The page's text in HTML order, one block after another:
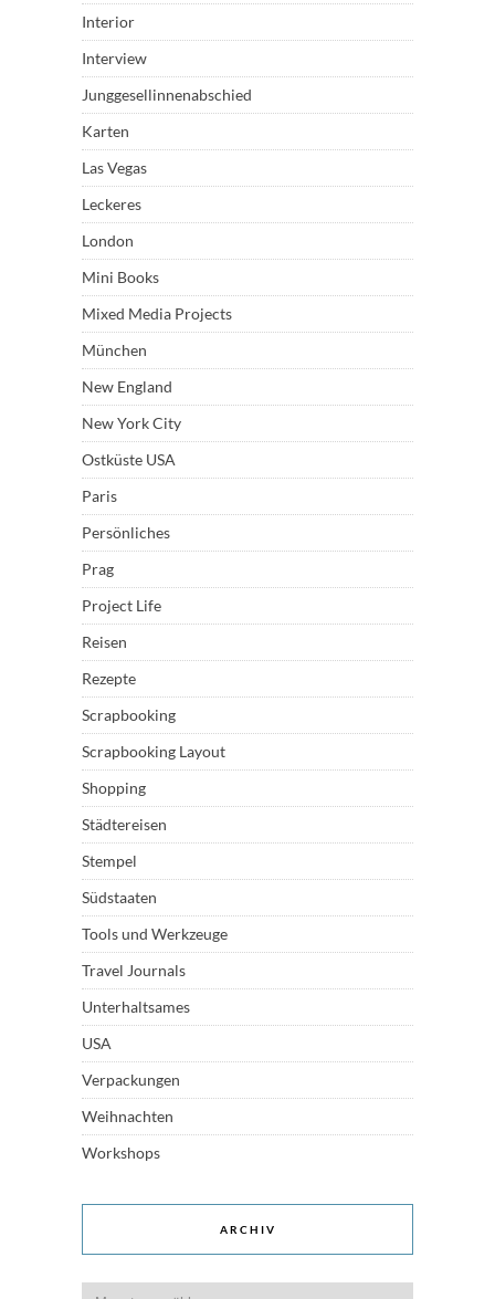
Interior
Interview
Junggesellinnenabschied
Karten
Las Vegas
Leckeres
London
Mini Books
Mixed Media Projects
München
New England
New York City
Ostküste USA
Paris
Persönliches
Prag
Project Life
Reisen
Rezepte
Scrapbooking
Scrapbooking Layout
Shopping
Städtereisen
Stempel
Südstaaten
Tools und Werkzeuge
Travel Journals
Unterhaltsames
USA
Verpackungen
Weihnachten
Workshops
ARCHIV